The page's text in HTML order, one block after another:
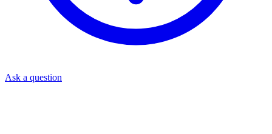
Ask a question